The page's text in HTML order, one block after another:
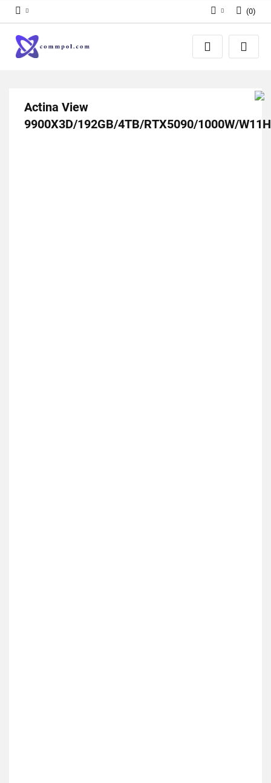
Zaloguj się
Zarejestruj się
(0)
Actina View
9900X3D/192GB/4TB/RTX5090/1000W/W11H